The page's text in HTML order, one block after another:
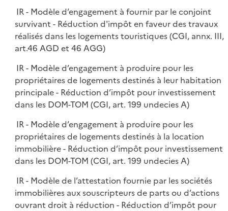
IR - Modèle d’engagement à fournir par le conjoint
survivant - Réduction d'impôt en faveur des travaux
réalisés dans les logements touristiques (CGI, annx. III,
art.46 AGD et 46 AGG)
IR - Modèle d’engagement à produire pour les
propriétaires de logements destinés à leur habitation
principale - Réduction d’impôt pour investissement
dans les DOM-TOM (CGI, art. 199 undecies A)
IR - Modèle d’engagement à produire pour les
propriétaires de logements destinés à la location
immobilière - Réduction d’impôt pour investissement
dans les DOM-TOM (CGI, art. 199 undecies A)
IR - Modèle de l’attestation fournie par les sociétés
immobilières aux souscripteurs de parts ou d’actions
ouvrant droit à réduction - Réduction d’impôt pour